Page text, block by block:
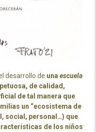
desarrollo de una escuela
de calidad,
de tal manera que
un “ecosistema de
social, personal…) que
de los niños